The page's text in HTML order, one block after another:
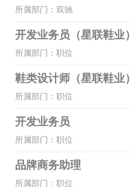
所属部门：双驰
开发业务员（星联鞋业）
所属部门：职位
鞋类设计师（星联鞋业）
所属部门：职位
开发业务员
所属部门：职位
品牌商务助理
所属部门：职位